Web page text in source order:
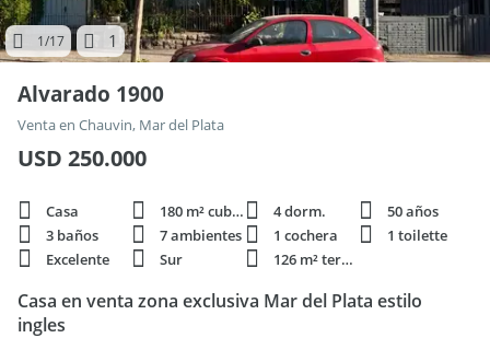
1/17 1
Alvarado 1900
Venta en Chauvin, Mar del Plata
USD 250.000
Casa 180 m² cubie. 4 dorm.
50 años
3 baños
7 ambientes 1 cochera
1 toilette
Excelente
Sur 126 m² terren.
Casa en venta zona exclusiva Mar del Plata estilo
ingles